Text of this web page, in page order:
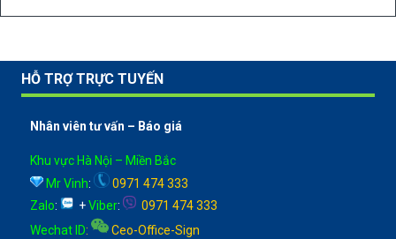
HỖ TRỢ TRỰC TUYẾN
Nhân viên tư vấn – Báo giá
Khu vực Hà Nội – Miền Bắc
Mr Vinh:
0971 474 333
Zalo: +Viber:
0971 474 333
Wechat ID: Ceo-Office-Sign